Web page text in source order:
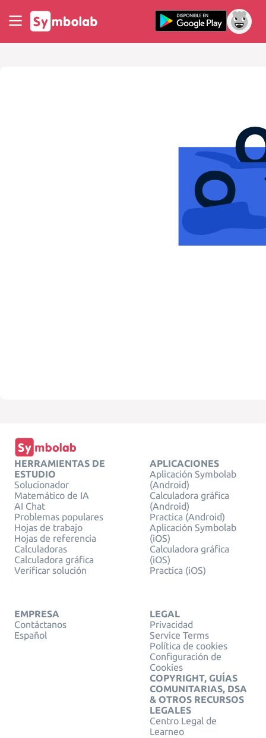
HERRAMIENTAS DE
ESTUDIO
Solucionador
Matemático de IA
AI Chat
Problemas populares
Hojas de trabajo
Hojas de referencia
Calculadoras
Calculadora gráfica
Verificar solución
APLICACIONES
Aplicación Symbolab
(Android)
Calculadora gráfica
(Android)
Practica (Android)
Aplicación Symbolab
(iOS)
Calculadora gráfica
(iOS)
Practica (iOS)
EMPRESA
Contáctanos
Español
LEGAL
Privacidad
Service Terms
Política de cookies
Configuración de
Cookies
COPYRIGHT, GUÍAS
COMUNITARIAS, DSA
& OTROS RECURSOS
LEGALES
Centro Legal de
Learneo